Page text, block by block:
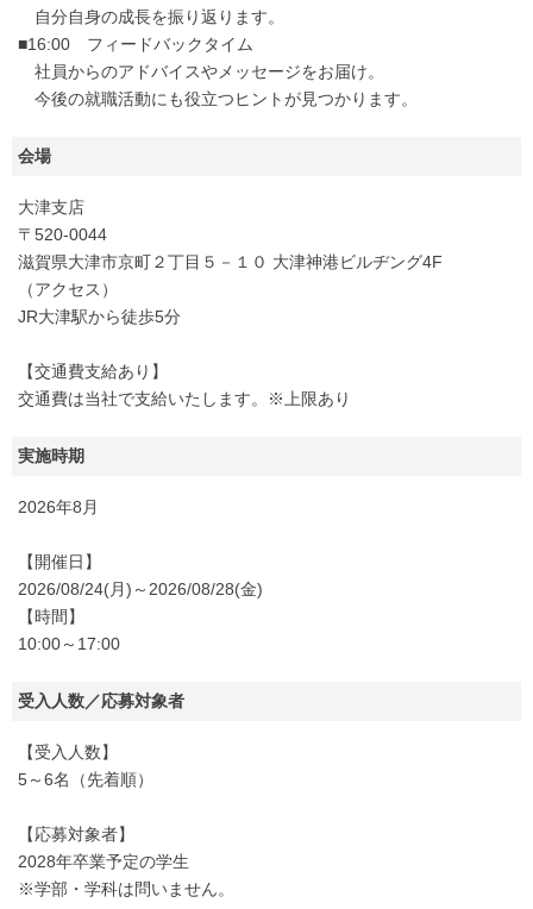
自分自身の成長を振り返ります。
■16:00 フィードバックタイム
社員からのアドバイスやメッセージをお届け。
今後の就職活動にも役立つヒントが見つかります。
会場
大津支店
〒520-0044
滋賀県大津市京町２丁目５－１０ 大津神港ビルヂング4F
（アクセス）
JR大津駅から徒歩5分
【交通費支給あり】
交通費は当社で支給いたします。※上限あり
実施時期
2026年8月
【開催日】
2026/08/24(月)～2026/08/28(金)
【時間】
10:00～17:00
受入人数／応募対象者
【受入人数】
5～6名（先着順）
【応募対象者】
2028年卒業予定の学生
※学部・学科は問いません。